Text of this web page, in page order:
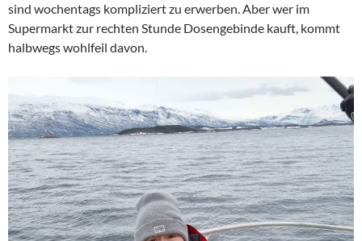
sind wochentags kompliziert zu erwerben. Aber wer im
Supermarkt zur rechten Stunde Dosengebinde kauft, kommt
halbwegs wohlfeil davon.